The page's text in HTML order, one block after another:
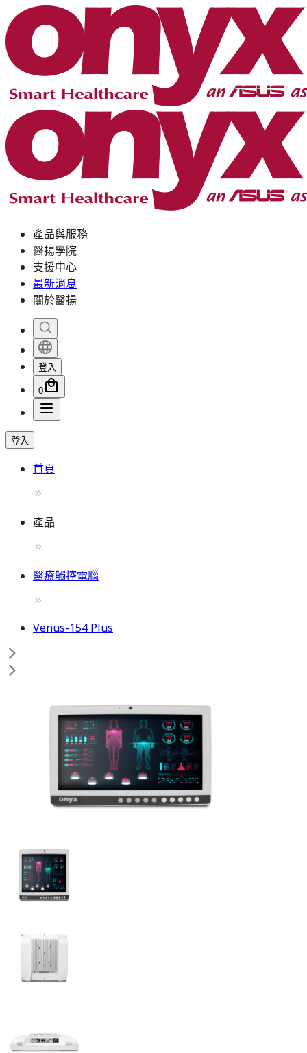
產品與服務
醫揚學院
支援中心
最新消息
關於醫揚
登入
0
登入
首頁
產品
醫療觸控電腦
Venus-154 Plus